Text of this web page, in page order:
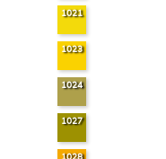
1021
1023
1024
1027
1028